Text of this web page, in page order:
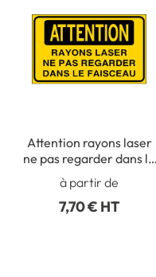
Attention rayons laser
ne pas regarder dans le
faisceau - STF 3316S
à partir de
7,70 € HT